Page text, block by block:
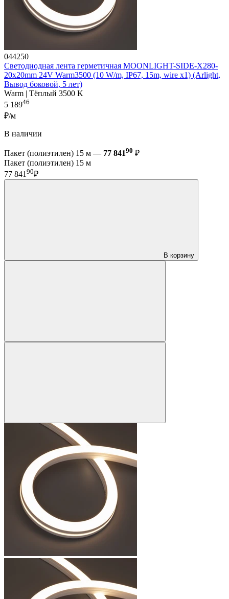
044250
Светодиодная лента герметичная MOONLIGHT-SIDE-X280-
20x20mm 24V Warm3500 (10 W/m, IP67, 15m, wire x1) (Arlight,
Вывод боковой, 5 лет)
Warm | Тёплый 3500 K
5 18946
₽/м
В наличии
Пакет (полиэтилен) 15 м — 77 84190 ₽
Пакет (полиэтилен) 15 м
77 841 90₽
В корзину